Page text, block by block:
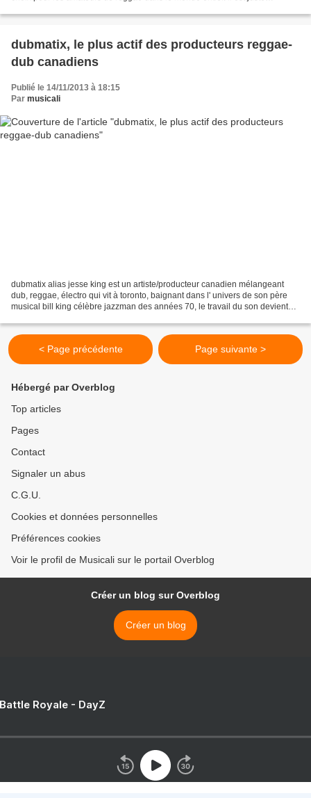
dubmatix, le plus actif des producteurs reggae-
dub canadiens
Publié le 14/11/2013 à 18:15
Par musicali
dubmatix alias jesse king est un artiste/producteur canadien mélangeant
dub, reggae, électro qui vit à toronto, baignant dans l' univers de son père
musical bill king célèbre jazzman des années 70, le travail du son devient
< Page précédente Page suivante >
Hébergé par Overblog
Top articles
Pages
Contact
Signaler un abus
C.G.U.
Cookies et données personnelles
Préférences cookies
Voir le profil de Musicali sur le portail Overblog
Créer un blog sur Overblog
Créer un blog
Royale - DayZ